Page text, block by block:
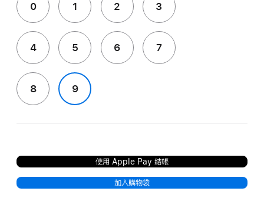
0 1 2 3
4 5 6 7
8 9
使用 Apple Pay 結帳
加入購物袋